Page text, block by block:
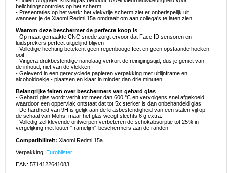
belichtingscontroles op het scherm
- Presentaties op het werk: het vlekvrije scherm ziet er onberispelijk uit
wanneer je de Xiaomi Redmi 15a omdraait om aan collega's te laten zien
Waarom deze beschermer de perfecte koop is
- Op maat gemaakte CNC snede zorgt ervoor dat Face ID sensoren en
luidsprekers perfect uitgelijnd blijven
- Volledige hechting betekent geen regenboogeffect en geen opstaande hoeken
ooit
- Vingerafdrukbestendige nanolaag verkort de reinigingstijd, dus je geniet van
de inhoud, niet van de vlekken
- Geleverd in een gerecyclede papieren verpakking met uitlijnframe en
alcoholdoekje - plaatsen en klaar in minder dan drie minuten
Belangrijke feiten over beschermers van gehard glas
- Gehard glas wordt verhit tot meer dan 600 °C en vervolgens snel afgekoeld,
waardoor een oppervlak ontstaat dat tot 5x sterker is dan onbehandeld glas
- De hardheid van 9H is gelijk aan de krasbestendigheid van een stalen vijl op
de schaal van Mohs, maar het glas weegt slechts 6 g extra.
- Volledig zelfklevende ontwerpen verbeteren de schokabsorptie tot 25% in
vergelijking met louter "framelijm"-beschermers aan de randen
Compatibiliteit: Xiaomi Redmi 15a
Verpakking: Euroblister
EAN: 5714122641083